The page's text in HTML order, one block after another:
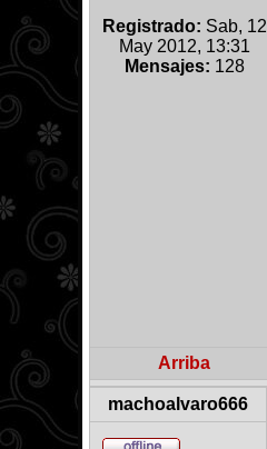
Registrado: Sab, 12
May 2012, 13:31
Mensajes: 128
Arriba
machoalvaro666